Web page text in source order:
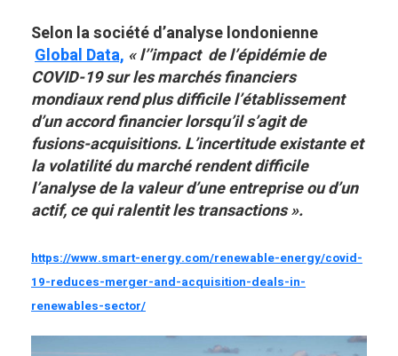
Selon la société d’analyse londonienne
Global Data, « l’’impact de l’épidémie de
COVID-19 sur les marchés financiers
mondiaux rend plus difficile l’établissement
d’un accord financier lorsqu’il s’agit de
fusions-acquisitions. L’incertitude existante et
la volatilité du marché rendent difficile
l’analyse de la valeur d’une entreprise ou d’un
actif, ce qui ralentit les transactions ».
https://www.smart-energy.com/renewable-energy/covid-
19-reduces-merger-and-acquisition-deals-in-
renewables-sector/